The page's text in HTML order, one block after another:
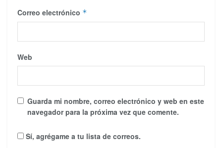
Correo electrónico *
Web
Guarda mi nombre, correo electrónico y web en este
navegador para la próxima vez que comente.
Sí, agrégame a tu lista de correos.